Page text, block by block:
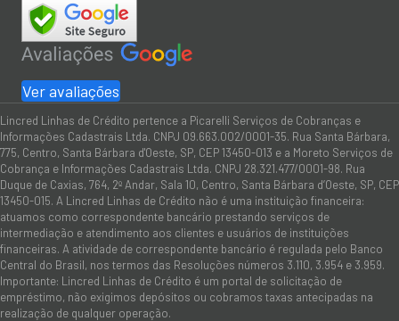
Ver avaliações
Lincred Linhas de Crédito pertence a Picarelli Serviços de Cobranças e
Informações Cadastrais Ltda. CNPJ 09.663.002/0001-35. Rua Santa Bárbara,
775, Centro, Santa Bárbara d'Oeste, SP, CEP 13450-013 e a Moreto Serviços de
Cobrança e Informações Cadastrais Ltda. CNPJ 28.321.477/0001-98. Rua
Duque de Caxias, 764, 2º Andar, Sala 10, Centro, Santa Bárbara d’Oeste, SP, CEP
13450-015. A Lincred Linhas de Crédito não é uma instituição financeira:
atuamos como correspondente bancário prestando serviços de
intermediação e atendimento aos clientes e usuários de instituições
financeiras. A atividade de correspondente bancário é regulada pelo Banco
Central do Brasil, nos termos das Resoluções números 3.110, 3.954 e 3.959.
Importante: Lincred Linhas de Crédito é um portal de solicitação de
empréstimo, não exigimos depósitos ou cobramos taxas antecipadas na
realização de qualquer operação.